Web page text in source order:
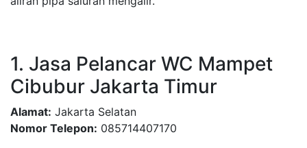
1. Jasa Pelancar WC Mampet
Cibubur Jakarta Timur
Alamat: Jakarta Selatan
Nomor Telepon: 085714407170